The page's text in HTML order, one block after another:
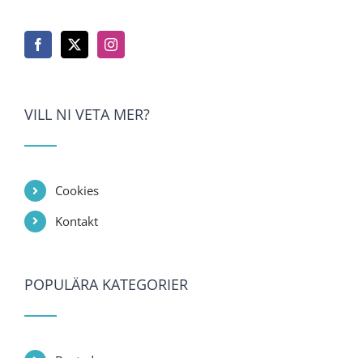
VILL NI VETA MER?
Cookies
Kontakt
POPULÄRA KATEGORIER